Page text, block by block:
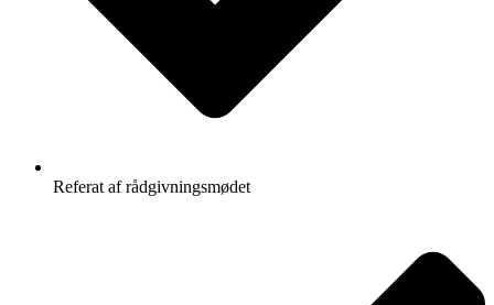
Referat af rådgivningsmødet